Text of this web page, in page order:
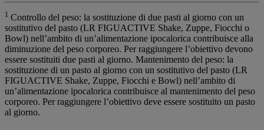
1 Controllo del peso: la sostituzione di due pasti al giorno con un
sostitutivo del pasto (LR FIGUACTIVE Shake, Zuppe, Fiocchi o
Bowl) nell’ambito di un’alimentazione ipocalorica contribuisce alla
diminuzione del peso corporeo. Per raggiungere l’obiettivo devono
essere sostituiti due pasti al giorno. Mantenimento del peso: la
sostituzione di un pasto al giorno con un sostitutivo del pasto (LR
FIGUACTIVE Shake, Zuppe, Fiocchi e Bowl) nell’ambito di
un’alimentazione ipocalorica contribuisce al mantenimento del peso
corporeo. Per raggiungere l’obiettivo deve essere sostituito un pasto
al giorno.